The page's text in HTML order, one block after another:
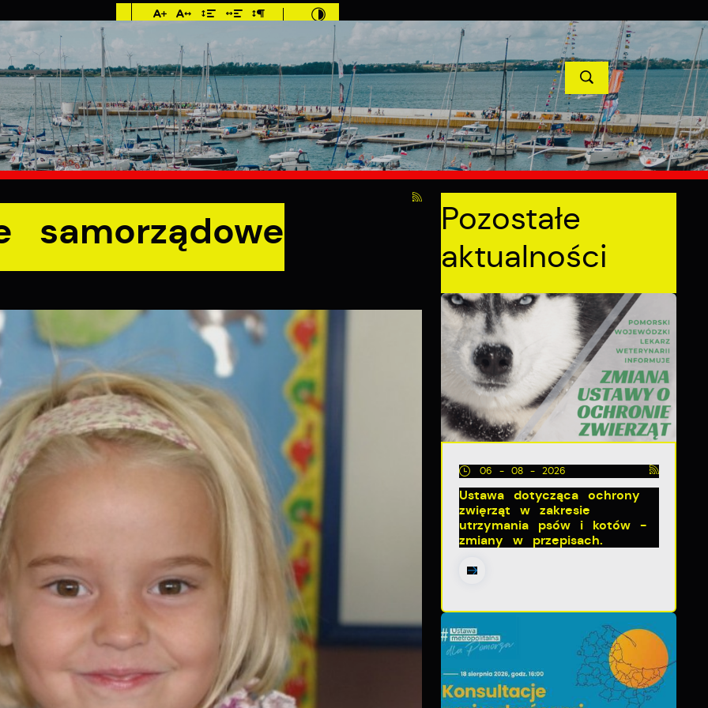
Imieniny: Dorota,
Konrad, Kajetan
MIESZKANIEC TURYSTYKA INWESTYCJE PROJEKTY UNIJNE KONTAKT
POPRZEDNI NASTĘPNY
samorządowe
Pozostałe
aktualności
06 - 08 - 2026
Ustawa dotycząca ochrony
zwięrząt w zakresie
utrzymania psów i kotów -
zmiany w przepisach.